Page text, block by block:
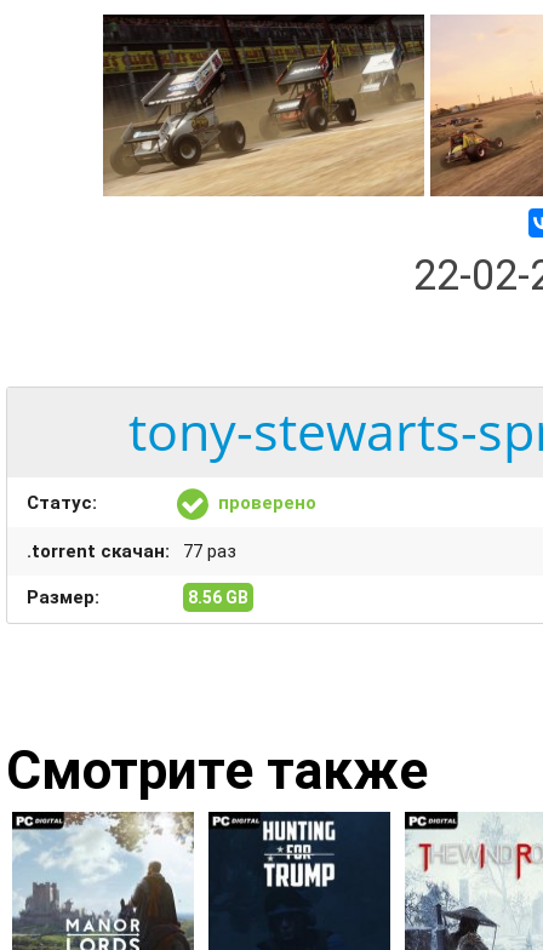
22-
tony-stewarts-
Статус: проверено
.torrent скачан: 77 раз
Размер: 8.56 GB
Смотрите также